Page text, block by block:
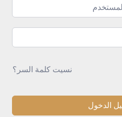
نسيت كلمة السر؟
الدخول